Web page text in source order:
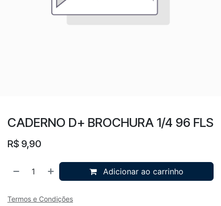
CADERNO D+ BROCHURA 1/4 96 FLS
R$ 9,90
Adicionar ao carrinho
Termos e Condições